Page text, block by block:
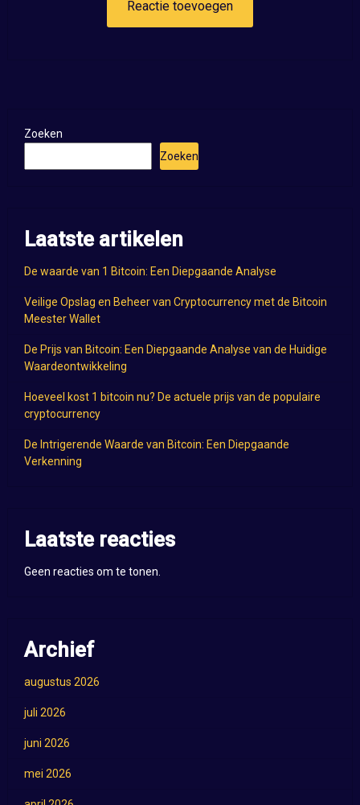
Zoeken
Zoeken
Laatste artikelen
De waarde van 1 Bitcoin: Een Diepgaande Analyse
Veilige Opslag en Beheer van Cryptocurrency met de Bitcoin
Meester Wallet
De Prijs van Bitcoin: Een Diepgaande Analyse van de Huidige
Waardeontwikkeling
Hoeveel kost 1 bitcoin nu? De actuele prijs van de populaire
cryptocurrency
De Intrigerende Waarde van Bitcoin: Een Diepgaande
Verkenning
Laatste reacties
Geen reacties om te tonen.
Archief
augustus 2026
juli 2026
juni 2026
mei 2026